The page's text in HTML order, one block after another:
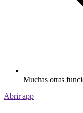
Muchas otras
Abrir app